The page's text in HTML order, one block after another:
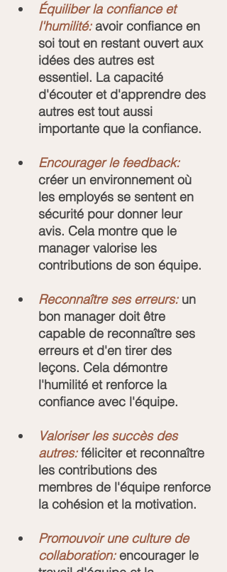
Équiliber la confiance et
l'humilité: avoir confiance en
soi tout en restant ouvert aux
idées des autres est
essentiel. La capacité
d'écouter et d'apprendre des
autres est tout aussi
importante que la confiance.
Encourager le feedback:
créer un environnement où
les employés se sentent en
sécurité pour donner leur
avis. Cela montre que le
manager valorise les
contributions de son équipe.
Reconnaître ses erreurs: un
bon manager doit être
capable de reconnaître ses
erreurs et d'en tirer des
leçons. Cela démontre
l'humilité et renforce la
confiance avec l'équipe.
Valoriser les succès des
autres: féliciter et reconnaître
les contributions des
membres de l'équipe renforce
la cohésion et la motivation.
Promouvoir une culture de
collaboration: encourager le